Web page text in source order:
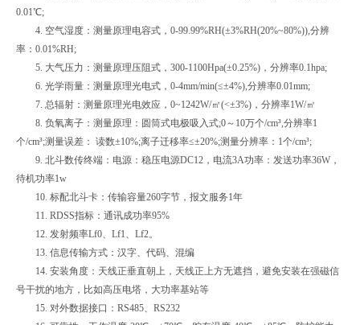
0.01℃;
4. 空气湿度：测量原理电容式，0-99.99%RH(±3%RH(20%~80%)),分辨
率：0.01%RH;
5. 大气压力：测量原理压阻式，300-1100Hpa(±0.25%)，分辨率0.1hpa;
6. 光学雨量：测量原理光电式，0-4mm/min(≤±4%),分辨率0.01mm;
7. 总辐射：测量原理光电效应，0~1242W/㎡(<±3%)，分辨率1W/㎡
8. 负氧离子：测量原理：圆筒式电极吸入式;0～10万个/cm³,分辨率1
个/cm³;测量误差： 读数±10%;离子迁移率≤±20%;测量分辨率：1个/cm³;
9. 北斗数传终端：电源：稳压电源DC12，电流3A功率：发送功率36W，
待机功率1w
10. 标配北斗卡：传输容量260字节，报文服务1年
11. RDSS指标：通讯成功率95%
12. 发射频率Lf0、Lf1、Lf2。
13. 信息传输方式：汉字、代码、混编
14. 安装角度：天线正垂直朝上，天线正上方无遮挡，避免安装在强磁信
号干扰的地方，比如高压电塔，大功率基站等
15. 对外数据接口：RS485、RS232